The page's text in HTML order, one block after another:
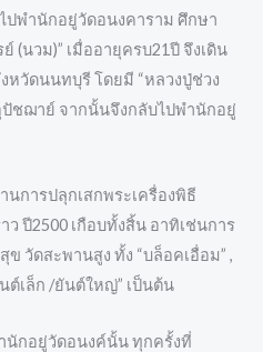
ปพำนักอยู่วัดอนงคาราม ศึกษา
(นวม)” เมื่ออายุครบ21ปี จึงเดิน
วัดนนทบุรี โดยมี “หลวงปู่ช่วง
ปัชฌาย์ จากนั้นจึงกลับไปพำนักอยู่
การปลุกเสกพระเครื่องพิธี
ปี2500 เกือบทั้งสิ้น อาทิเช่นการ
วัดสะพานสูง ทั้ง “บล็อคเอื่อม” ,
ต์เล็ก /ยันต์ใหญ่” เป็นต้น
นักอยู่วัดอนงค์นั้น ทุกครั้งที่